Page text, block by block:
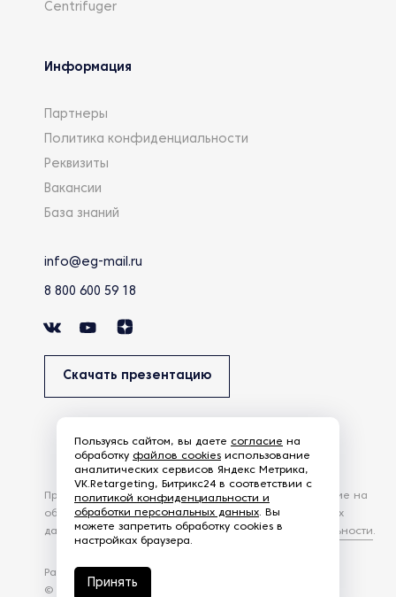
Centrifuger
Информация
Партнеры
Политика конфиденциальности
Реквизиты
Вакансии
База знаний
info@eg-mail.ru
8 800 600 59 18
Скачать презентацию
Разработка сайта —
© 2026 – Eurasia Group. Все права защищены
Продолжая использовать наш сайт, вы даете согласие на
обработку файлов Cookies и других пользовательских
данных, в соответствии сПолитикой конфиденциальности.
Пользуясь сайтом, вы даете согласие на
обработку файлов cookies использование
аналитических сервисов Яндекс Метрика,
VK.Retargeting, Битрикс24 в соответствии с
политикой конфиденциальности и
обработки персональных данных. Вы
можете запретить обработку cookies в
настройках браузера.
Принять